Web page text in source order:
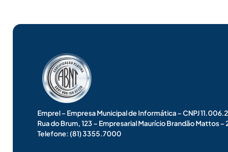
Emprel – Empresa Municipal de Informática – CNPJ
Rua do Brum, 123 – Empresarial Maurício Brandão Mattos
Telefone: (81) 3355.7000